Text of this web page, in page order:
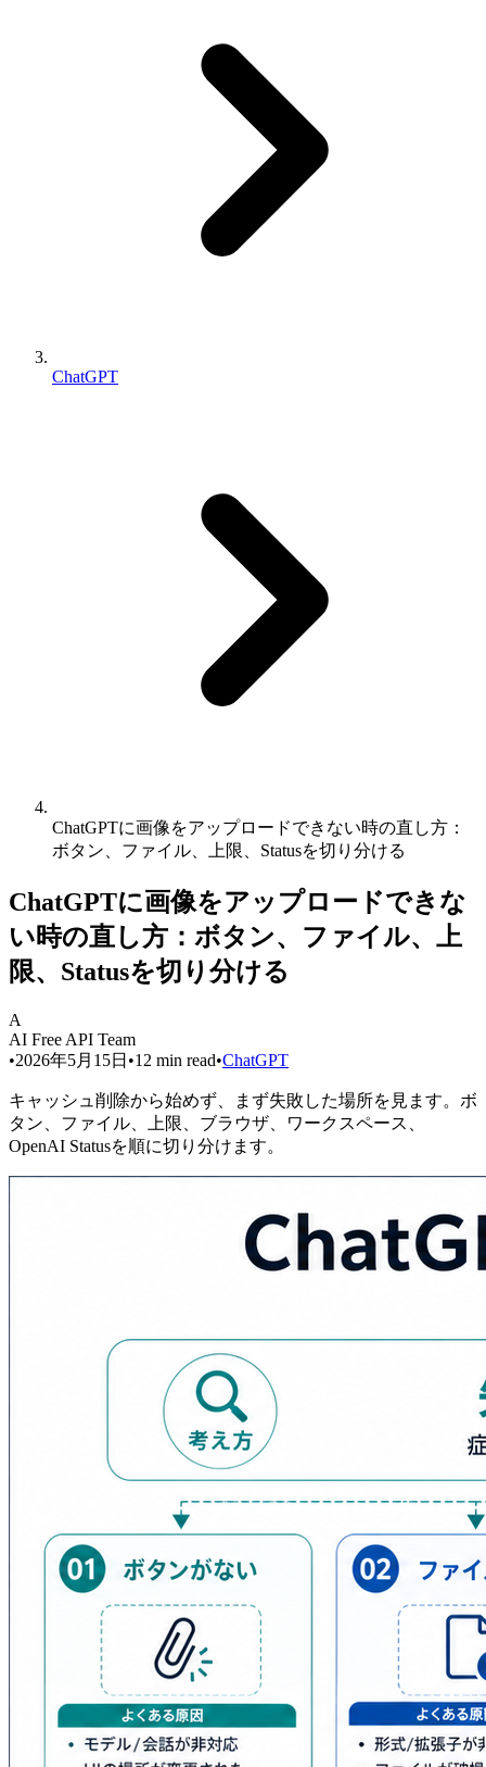
ChatGPT
ChatGPTに画像をアップロードできない時の直し方：
ボタン、ファイル、上限、Statusを切り分ける
ChatGPTに画像をアップロードできな
い時の直し方：ボタン、ファイル、上
限、Statusを切り分ける
A
AI Free API Team
•2026年5月15日 •12 min read•ChatGPT
キャッシュ削除から始めず、まず失敗した場所を見ます。ボ
タン、ファイル、上限、ブラウザ、ワークスペース、
OpenAI Statusを順に切り分けます。